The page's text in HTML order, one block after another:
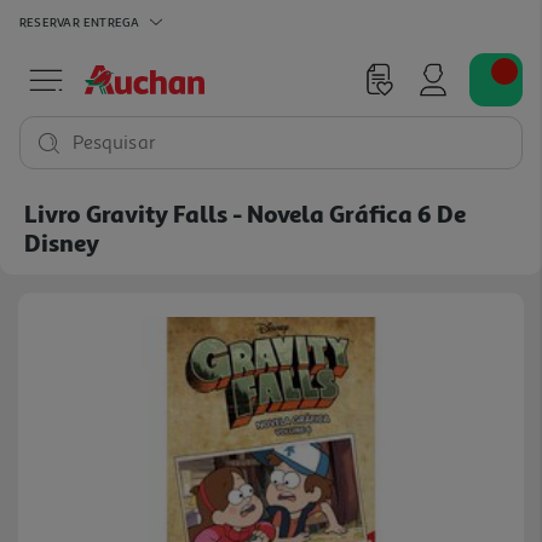
RESERVAR ENTREGA
Pesquisar
Livro Gravity Falls - Novela Gráfica 6 De
Disney